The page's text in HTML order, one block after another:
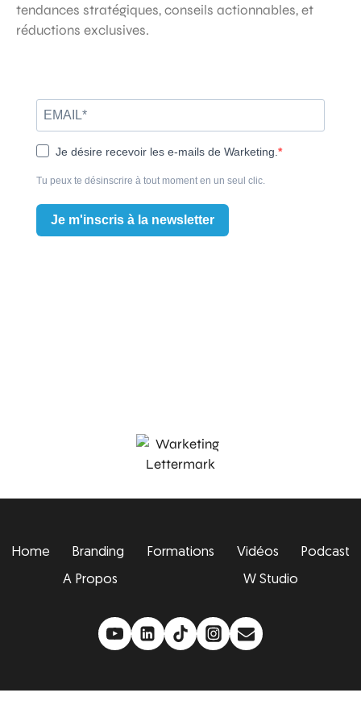
tendances stratégiques, conseils actionnables, et
réductions exclusives.
Je désire recevoir les e-mails de Warketing.
Tu peux te désinscrire à tout moment en un seul clic.
Je m'inscris à la newsletter
Home Branding Formations Vidéos
Podcast
A Propos
W Studio